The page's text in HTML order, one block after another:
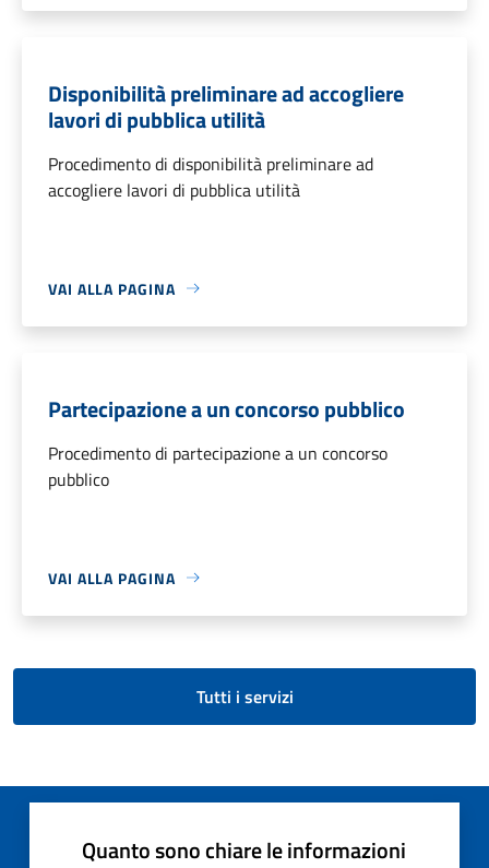
Disponibilità preliminare ad accogliere
lavori di pubblica utilità
Procedimento di disponibilità preliminare ad
accogliere lavori di pubblica utilità
VAI ALLA PAGINA
Partecipazione a un concorso pubblico
Procedimento di partecipazione a un concorso
pubblico
VAI ALLA PAGINA
Tutti i servizi
Quanto sono chiare le informazioni